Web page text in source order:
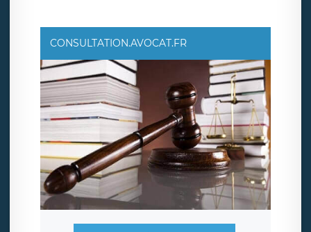
CONSULTATION.AVOCAT.FR